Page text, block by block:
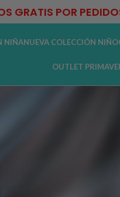
GRATIS POR
NIÑANUEVA COLECCIÓN NIÑO
OUTLET